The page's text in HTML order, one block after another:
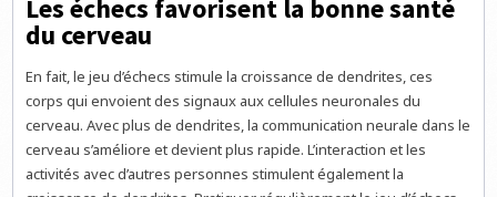
Les échecs favorisent la bonne santé
du cerveau
En fait, le jeu d’échecs stimule la croissance de dendrites, ces
corps qui envoient des signaux aux cellules neuronales du
cerveau. Avec plus de dendrites, la communication neurale dans le
cerveau s’améliore et devient plus rapide. L’interaction et les
activités avec d’autres personnes stimulent également la